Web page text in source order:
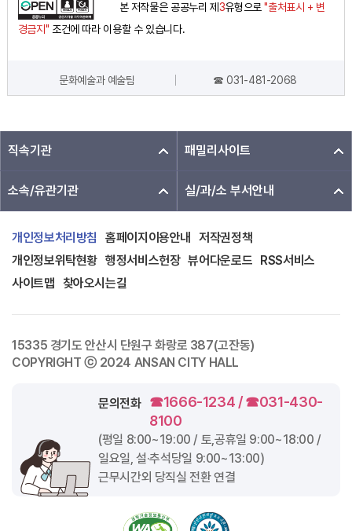
본 저작물은 공공누리 제 3유형으로"출처표시 + 변
경금지" 조건에 따라 이용할 수 있습니다.
문화예술과 예술팀 ☎ 031-481-2068
직속기관 패밀리사이트
소속/유관기관 실/과/소 부서안내
개인정보처리방침 홈페이지이용안내
저작권정책
개인정보위탁현황 행정서비스헌장 뷰어다운로드 RSS서비스
사이트맵 찾아오시는길
15335 경기도 안산시 단원구 화랑로 387(고잔동)
COPYRIGHT ⓒ 2024 ANSAN CITY HALL
문의전화
☎1666-1234 / ☎031-430-
8100
(평일 8:00~19:00 / 토,공휴일 9:00~18:00 /
일요일, 설·추석당일 9:00~13:00)
근무시간외 당직실 전환 연결